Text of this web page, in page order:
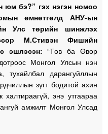
юм бэ?” гэх нэгэн номоо
өмнөтгөлд АНУ-ын
Улс төрийн шинжлэх
М.Стивэн Фишийн
эшлэсэн: “Төв ба Өвөр
Монгол Улсын нэн
тухайлбал дарангуйллын
зүгт бодитой ахин
энэ утгаараа
амжилт Монгол Улсад